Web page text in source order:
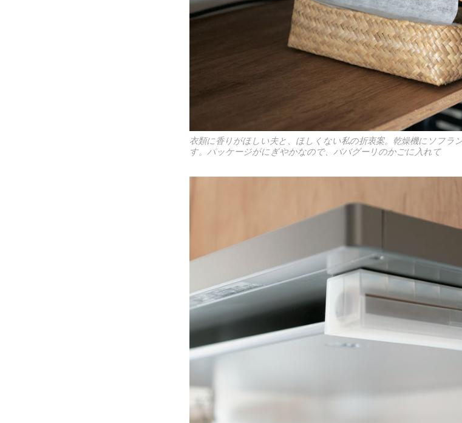
衣類に香りがほしい夫と、ほしくない私の折衷案。乾燥機にソフラ
す。パッケージがにぎやかなので、ババグーリのかごに入れて